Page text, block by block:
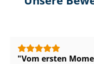
Vom ersten